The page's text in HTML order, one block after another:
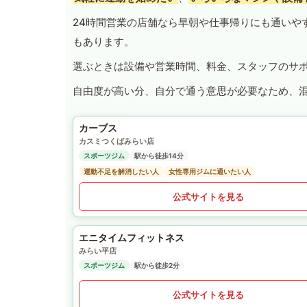
24時間営業の店舗なら早朝や仕事帰りにも通い
もあります。
選ぶときは設備や営業時間、料金、スタッフのサ
自由度が高い分、自分で通う意思が必要なため
カーブス
カスミつくばみらい店
スポーツジム
駅から徒歩14分
運動不足を解消したい人
女性専用ジムに通いたい人
公式サイトを見る
エニタイムフィットネス
みらい平店
スポーツジム 駅から徒歩2分
公式サイトを見る